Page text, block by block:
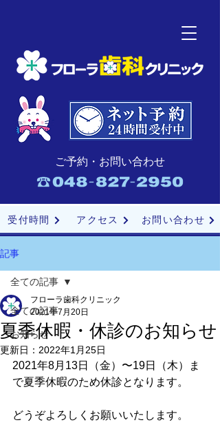
ご予約・お問い合わせ
受付時間 アクセス お問い合わせ
記事
全ての記事
お知らせ
全ての記事
夏季休暇・休診のお知らせ
フローラ歯科クリニック
2021年7月20日
更新日： 2022年1月25日
2021年8月13日（金）〜19日（木）ま
で夏季休暇のため休診となります。
どうぞよろしくお願いいたします。